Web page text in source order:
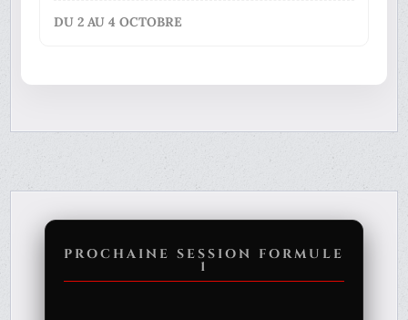
DU 2 AU 4 OCTOBRE
PROCHAINE SESSION FORMULE
1